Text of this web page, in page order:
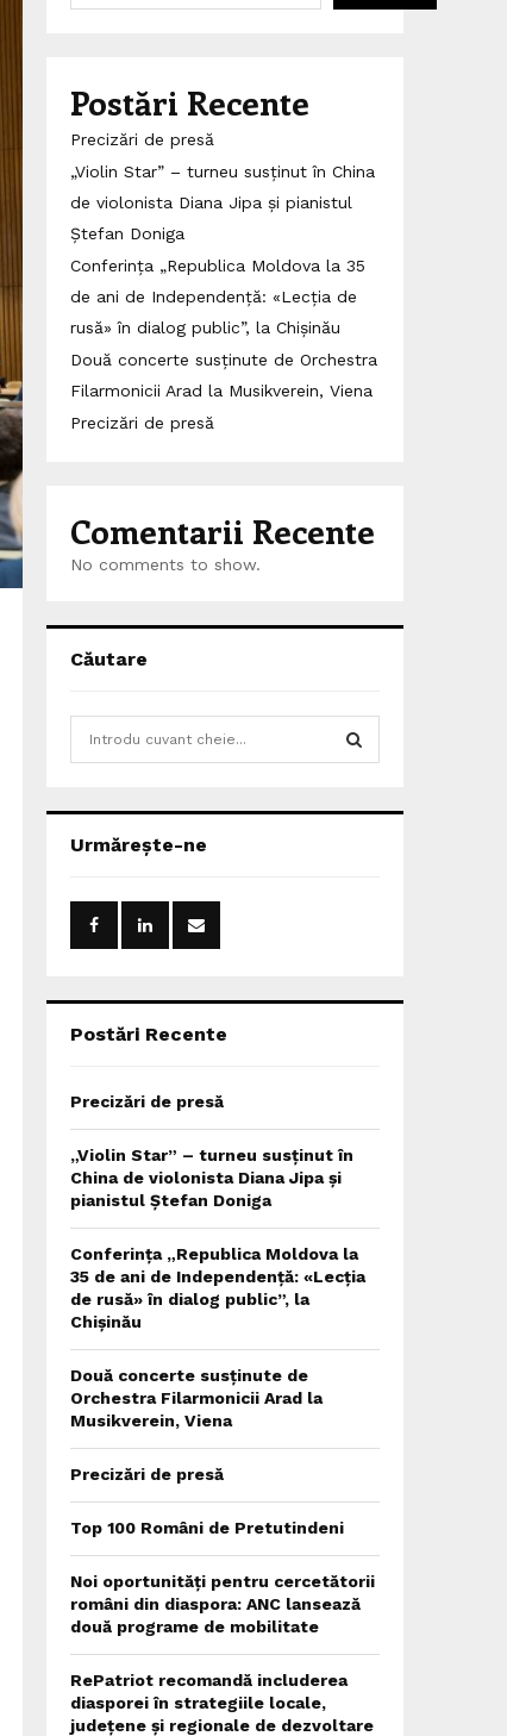
Postări Recente
Precizări de presă
„Violin Star” – turneu susținut în China
de violonista Diana Jipa și pianistul
Ștefan Doniga
Conferința „Republica Moldova la 35
de ani de Independență: «Lecția de
rusă» în dialog public”, la Chișinău
Două concerte susținute de Orchestra
Filarmonicii Arad la Musikverein, Viena
Precizări de presă
Comentarii Recente
No comments to show.
Căutare
h
o
:
Urmărește-ne
Postări Recente
Precizări de presă
„Violin Star” – turneu susținut în
China de violonista Diana Jipa și
pianistul Ștefan Doniga
Conferința „Republica Moldova la
35 de ani de Independență: «Lecția
de rusă» în dialog public”, la
Chișinău
Două concerte susținute de
Orchestra Filarmonicii Arad la
Musikverein, Viena
Precizări de presă
Top 100 Români de Pretutindeni
Noi oportunități pentru cercetătorii
români din diaspora: ANC lansează
două programe de mobilitate
RePatriot recomandă includerea
diasporei în strategiile locale,
județene și regionale de dezvoltare